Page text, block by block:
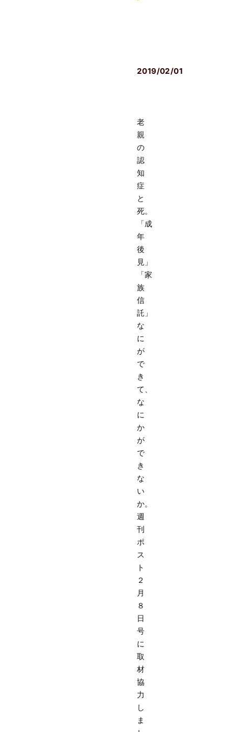
2019/02/01
老
親
の
認
知
症
と
死。
「成
年
後
見」
「家
族
信
託」
な
に
が
で
き
て、
な
に
か
が
で
き
な
い
か。
週
刊
ポ
ス
ト
２
月
８
日
号
に
取
材
協
力
し
ま